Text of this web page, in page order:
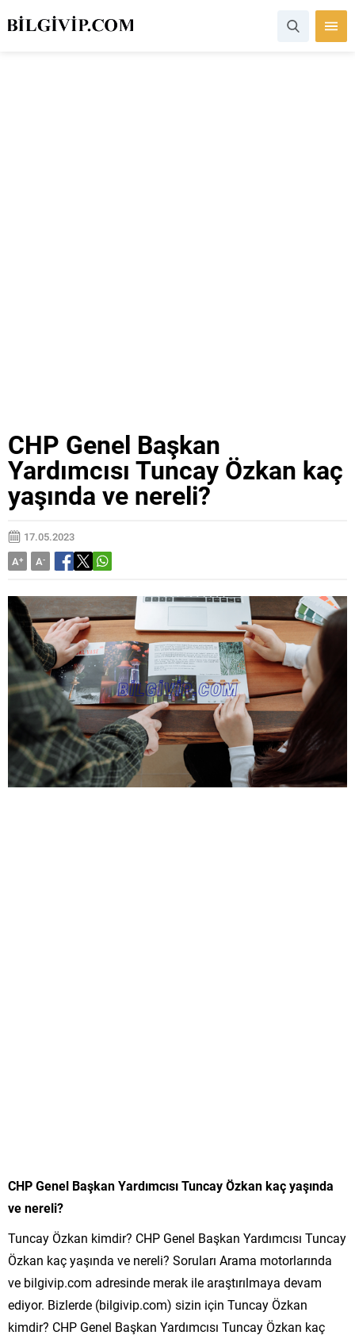
CHP Genel Başkan
Yardımcısı Tuncay Özkan kaç
yaşında ve nereli?
17.05.2023
A+ A-
CHP Genel Başkan Yardımcısı Tuncay Özkan kaç yaşında
ve nereli?
Tuncay Özkan kimdir? CHP Genel Başkan Yardımcısı Tuncay
Özkan kaç yaşında ve nereli? Soruları Arama motorlarında
ve bilgivip.com adresinde merak ile araştırılmaya devam
ediyor. Bizlerde (bilgivip.com) sizin için Tuncay Özkan
kimdir? CHP Genel Başkan Yardımcısı Tuncay Özkan kaç